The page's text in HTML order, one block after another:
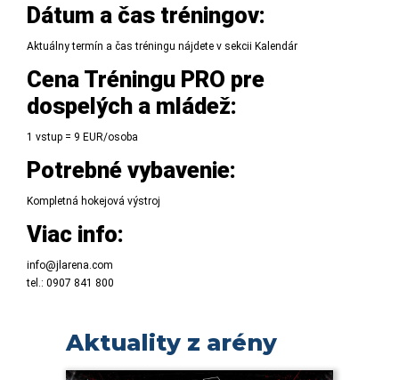
Dátum a čas tréningov:
Aktuálny termín a čas tréningu nájdete v sekcii Kalendár
Cena Tréningu PRO pre
dospelých a mládež:
1 vstup = 9 EUR/osoba
Potrebné vybavenie:
Kompletná hokejová výstroj
Viac info:
info@jlarena.com
tel.: 0907 841 800
Aktuality z arény